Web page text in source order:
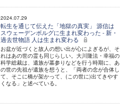
2024.07.29
転生を通じて伝えた「地獄の真実」 源信は
スウェーデンボルグに生まれ変わった - 新・
過去世物語 人は生まれ変わる
お盆が近づくと故人の想い出が心によぎるが、そ
れはあの世の霊も同じらしい。大川隆法・幸福の
科学総裁は、遺族が墓参りなどを行う時期に、あ
の世の先祖が遺族を想うと、「両者の念が合体し
て、そこに橋が架かって、(この世に)出てきやす
くなる」と述べている。